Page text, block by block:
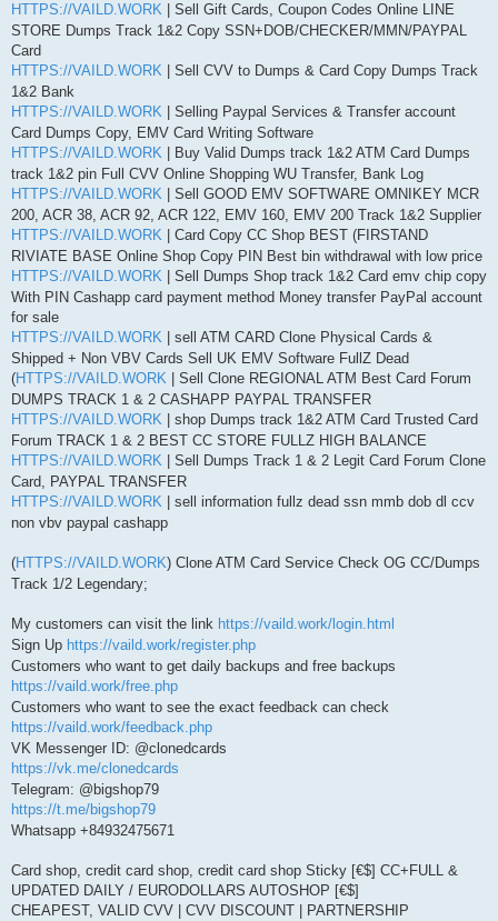
HTTPS://VAILD.WORK | Sell Gift Cards, Coupon Codes Online LINE
STORE Dumps Track 1&2 Copy SSN+DOB/CHECKER/MMN/PAYPAL
Card
HTTPS://VAILD.WORK | Sell CVV to Dumps & Card Copy Dumps Track
1&2 Bank
HTTPS://VAILD.WORK | Selling Paypal Services & Transfer account
Card Dumps Copy, EMV Card Writing Software
HTTPS://VAILD.WORK | Buy Valid Dumps track 1&2 ATM Card Dumps
track 1&2 pin Full CVV Online Shopping WU Transfer, Bank Log
HTTPS://VAILD.WORK | Sell GOOD EMV SOFTWARE OMNIKEY MCR
200, ACR 38, ACR 92, ACR 122, EMV 160, EMV 200 Track 1&2 Supplier
HTTPS://VAILD.WORK | Card Copy CC Shop BEST (FIRSTAND
RIVIATE BASE Online Shop Copy PIN Best bin withdrawal with low price
HTTPS://VAILD.WORK | Sell Dumps Shop track 1&2 Card emv chip copy
With PIN Cashapp card payment method Money transfer PayPal account
for sale
HTTPS://VAILD.WORK | sell ATM CARD Clone Physical Cards &
Shipped + Non VBV Cards Sell UK EMV Software FullZ Dead
(HTTPS://VAILD.WORK | Sell Clone REGIONAL ATM Best Card Forum
DUMPS TRACK 1 & 2 CASHAPP PAYPAL TRANSFER
HTTPS://VAILD.WORK | shop Dumps track 1&2 ATM Card Trusted Card
Forum TRACK 1 & 2 BEST CC STORE FULLZ HIGH BALANCE
HTTPS://VAILD.WORK | Sell Dumps Track 1 & 2 Legit Card Forum Clone
Card, PAYPAL TRANSFER
HTTPS://VAILD.WORK | sell information fullz dead ssn mmb dob dl ccv
non vbv paypal cashapp
(HTTPS://VAILD.WORK) Clone ATM Card Service Check OG CC/Dumps
Track 1/2 Legendary;
My customers can visit the link https://vaild.work/login.html
Sign Up https://vaild.work/register.php
Customers who want to get daily backups and free backups
https://vaild.work/free.php
Customers who want to see the exact feedback can check
https://vaild.work/feedback.php
VK Messenger ID: @clonedcards
https://vk.me/clonedcards
Telegram: @bigshop79
https://t.me/bigshop79
Whatsapp +84932475671
Card shop, credit card shop, credit card shop Sticky [€$] CC+FULL &
UPDATED DAILY / EURODOLLARS AUTOSHOP [€$]
CHEAPEST, VALID CVV | CVV DISCOUNT | PARTNERSHIP